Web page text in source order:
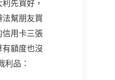
先買好，
幫朋友買
信用卡三張
額度也沒
利品：